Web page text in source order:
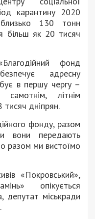
карантину 2020
130 тонн
більш як 20 тисяч
фонд
адресну
в першу чергу –
самотнім, літнім
дніпрян.
фонду, разом
вони передають
разом ми вистоїмо
«Покровський»,
опікується
депутат міськради